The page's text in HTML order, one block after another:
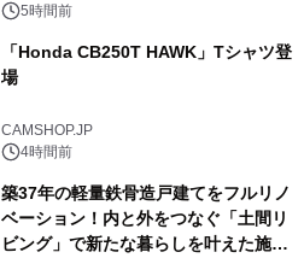
スの2施設で
5時間前
「Honda CB250T HAWK」Tシャツ登
場
CAMSHOP.JP
4時間前
築37年の軽量鉄骨造戸建てをフルリノ
ベーション！内と外をつなぐ「土間リ
ビング」で新たな暮らしを叶えた施工